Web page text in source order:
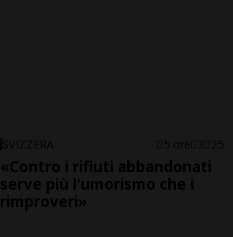
SVIZZERA 5 ore 3 25
«Contro i rifiuti abbandonati
serve più l'umorismo che i
rimproveri»